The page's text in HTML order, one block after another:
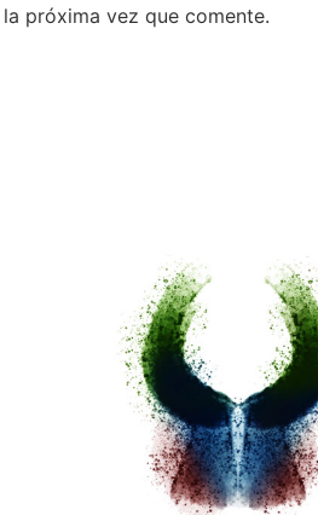
próxima vez que comente.